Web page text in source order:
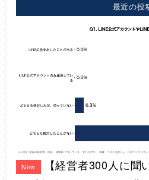
最近の投
New
【経営者300人に聞